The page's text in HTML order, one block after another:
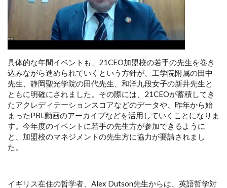
具体的な年間イベントも、21CEO加盟校の若手の先生を巻き
込みながら進められていくという方針が、工学院附属の田中
先生、静岡聖光学院の田代先生、和洋九段女子の新井先生と
ともに明確にされました。その際には、21CEOが蓄積してき
たアクレディテーションスコアなどのデータや、昨年から始
まったPBL動画のアーカイブなどを活用していくことになりま
す。今年度のイベントに若手の先生方が参加できるように
と、加盟校のマネジメントの先生方に協力が要請されまし
た。
イギリス在住の哲学者、Alex Dutson先生からは、英語哲学対